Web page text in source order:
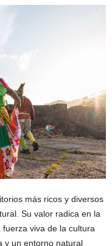
más ricos y diversos
Su valor radica en la
viva de la cultura
y un entorno natural